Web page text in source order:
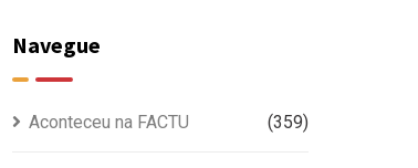
Navegue
Aconteceu na FACTU (359)